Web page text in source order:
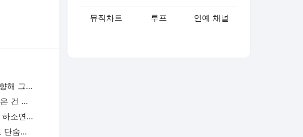
"죽여줄까?" "그래 죽여라" 보행자 향해 그대로 차량 돌진한 운전자[영상]
"5500만원 날리고 급등주 단타, 남은 건 빚뿐"…30대 여성 파혼 위기
"친구는 부모 덕에 집 샀는데" 아들 하소연에 "죄지었다" 사죄 '먹먹'
응급실 난동범, 10년 수련 주짓수로 단숨에 제압한 간호사 화제[영상]
뮤직차트 루프 연예 채널